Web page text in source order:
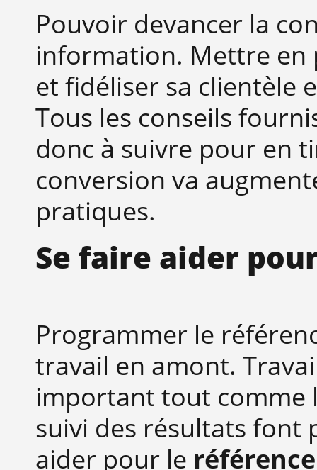
Pouvoir devancer la
information. Mettre en
et fidéliser sa clientèle
Tous les conseils
donc à suivre pour en
conversion va
pratiques.
Se faire aider
Programmer le
travail en amont.
important tout comme
suivi des résultats font
aider pour le